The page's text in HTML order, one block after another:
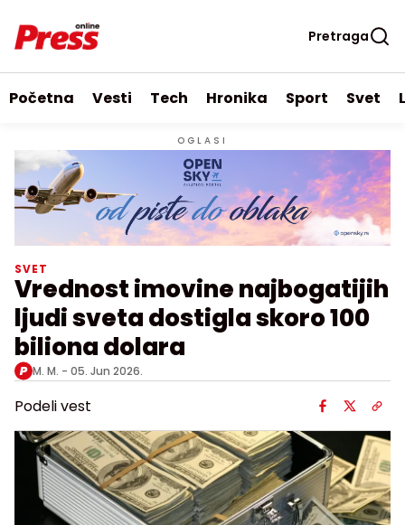
Pretraga
Početna Vesti Tech Hronika Sport Svet
OGLASI
SVET
Vrednost imovine najbogatijih
ljudi sveta dostigla skoro 100
biliona dolara
M. M. - 05. Jun 2026.
Podeli vest